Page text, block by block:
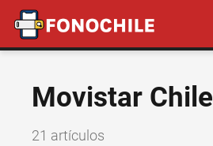
Movistar Chile
21 artículos